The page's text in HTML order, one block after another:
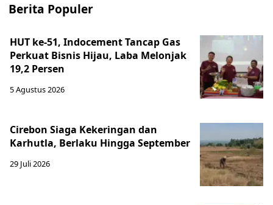
Berita Populer
HUT ke-51, Indocement Tancap Gas
Perkuat Bisnis Hijau, Laba Melonjak
19,2 Persen
5 Agustus 2026
Cirebon Siaga Kekeringan dan
Karhutla, Berlaku Hingga September
29 Juli 2026